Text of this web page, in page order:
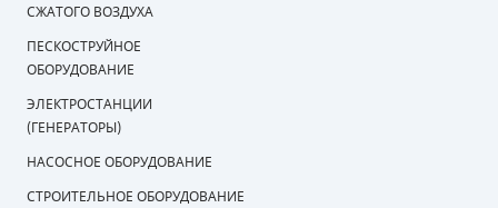
СЖАТОГО ВОЗДУХА
ПЕСКОСТРУЙНОЕ
ОБОРУДОВАНИЕ
ЭЛЕКТРОСТАНЦИИ
(ГЕНЕРАТОРЫ)
НАСОСНОЕ ОБОРУДОВАНИЕ
СТРОИТЕЛЬНОЕ ОБОРУДОВАНИЕ